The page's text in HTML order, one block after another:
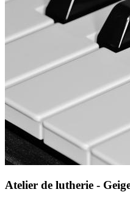
Atelier de lutherie -